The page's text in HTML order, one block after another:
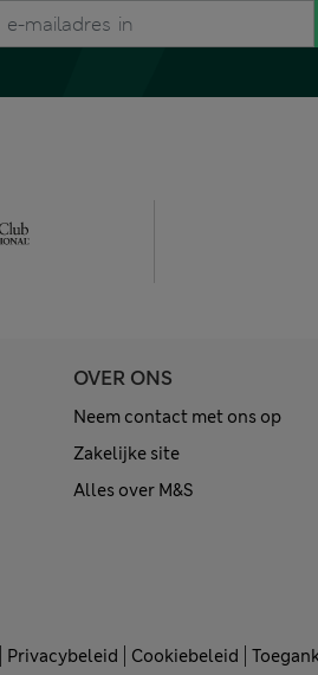
OVER ONS
Neem contact met ons op
Zakelijke site
Alles over M&S
Privacybeleid Cookiebeleid